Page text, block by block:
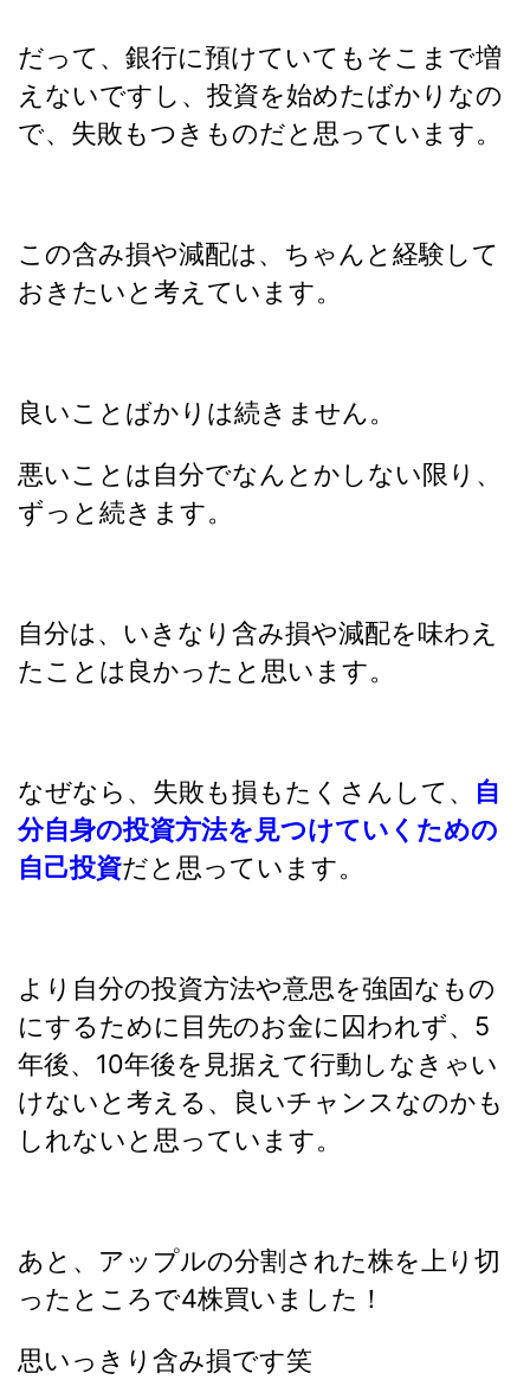
だって、銀行に預けていてもそこまで増
えないですし、投資を始めたばかりなの
で、失敗もつきものだと思っています。
この含み損や減配は、ちゃんと経験して
おきたいと考えています。
良いことばかりは続きません。
悪いことは自分でなんとかしない限り、
ずっと続きます。
自分は、いきなり含み損や減配を味わえ
たことは良かったと思います。
なぜなら、失敗も損もたくさんして、
自
分自身の投資方法を見つけていくための
自己投資だと思っています。
より自分の投資方法や意思を強固なもの
にするために目先のお金に囚われず、5
年後、10年後を見据えて行動しなきゃい
けないと考える、良いチャンスなのかも
しれないと思っています。
あと、アップルの分割された株を上り切
ったところで4株買いました！
思いっきり含み損です笑